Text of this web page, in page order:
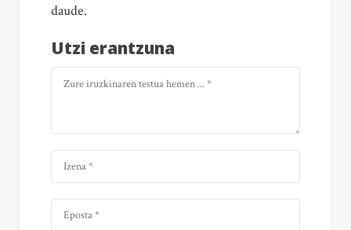
daude.
Utzi erantzuna